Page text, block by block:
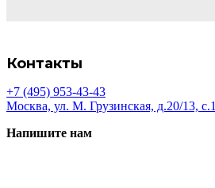
Контакты
+7 (495) 953-43-43
Москва, ул. М. Грузинская, д.20/13, с.1
Напишите нам